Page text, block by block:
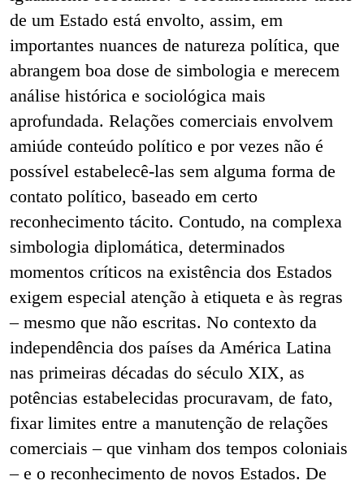
de um Estado está envolto, assim, em
importantes nuances de natureza política, que
abrangem boa dose de simbologia e merecem
análise histórica e sociológica mais
aprofundada. Relações comerciais envolvem
amiúde conteúdo político e por vezes não é
possível estabelecê-las sem alguma forma de
contato político, baseado em certo
reconhecimento tácito. Contudo, na complexa
simbologia diplomática, determinados
momentos críticos na existência dos Estados
exigem especial atenção à etiqueta e às regras
– mesmo que não escritas. No contexto da
independência dos países da América Latina
nas primeiras décadas do século XIX, as
potências estabelecidas procuravam, de fato,
fixar limites entre a manutenção de relações
comerciais – que vinham dos tempos coloniais
– e o reconhecimento de novos Estados. De